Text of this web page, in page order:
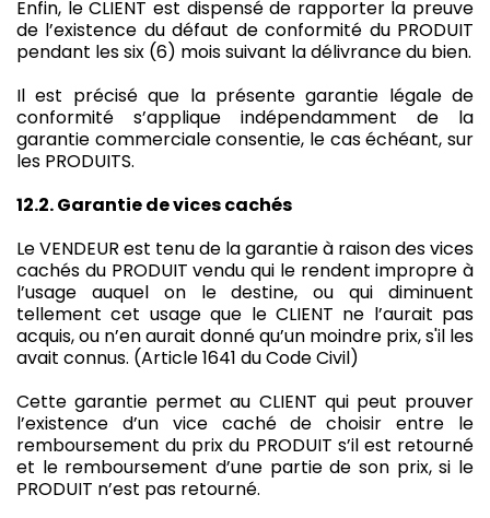
Enfin, le CLIENT est dispensé de rapporter la preuve
de l’existence du défaut de conformité du PRODUIT
pendant les six (6) mois suivant la délivrance du bien.
Il est précisé que la présente garantie légale de
conformité s’applique indépendamment de la
garantie commerciale consentie, le cas échéant, sur
les PRODUITS.
12.2. Garantie de vices cachés
Le VENDEUR est tenu de la garantie à raison des vices
cachés du PRODUIT vendu qui le rendent impropre à
l’usage auquel on le destine, ou qui diminuent
tellement cet usage que le CLIENT ne l’aurait pas
acquis, ou n’en aurait donné qu’un moindre prix, s'il les
avait connus. (Article 1641 du Code Civil)
Cette garantie permet au CLIENT qui peut prouver
l’existence d’un vice caché de choisir entre le
remboursement du prix du PRODUIT s’il est retourné
et le remboursement d’une partie de son prix, si le
PRODUIT n’est pas retourné.